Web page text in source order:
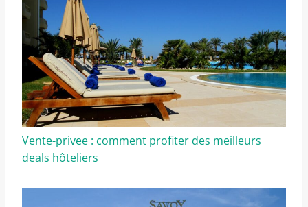
Vente-privee : comment profiter des meilleurs
deals hôteliers